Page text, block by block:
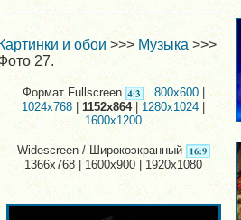
и обои >>> Музыка >>>
27.
Формат Fullscreen 800x600
1024x768 |1152x864|1280x1024
1600x1200
Widescreen / Широкоэкранный
1366x768 | 1600x900 | 1920x1080